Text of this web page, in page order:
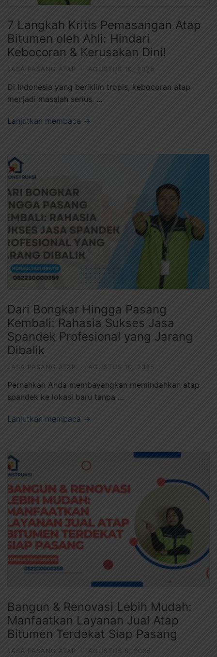
7 Langkah Kritis Pemasangan Atap
Bitumen oleh Ahli: Hindari
Kebocoran & Kerusakan Dini!
JASA PASANG ATAP AGUSTUS 19, 2025
Di Indonesia yang beriklim tropis, kebocoran atap
menjadi masalah serius. …
Lanjutkan membaca →
Dari Bongkar Hingga Pasang
Kembali: Rahasia Sukses Jasa
Spandek Profesional yang Jarang
Dibalik
JASA PASANG ATAP · AGUSTUS 10, 2025
Pernahkah Anda membayangkan memindahkan atap
spandek ke lokasi baru tanpa …
Lanjutkan membaca →
Bangun & Renovasi Lebih Mudah:
Manfaatkan Layanan Jual Atap
Bitumen Terdekat Siap Pasang
JASA PASANG ATAP · AGUSTUS 8, 2025